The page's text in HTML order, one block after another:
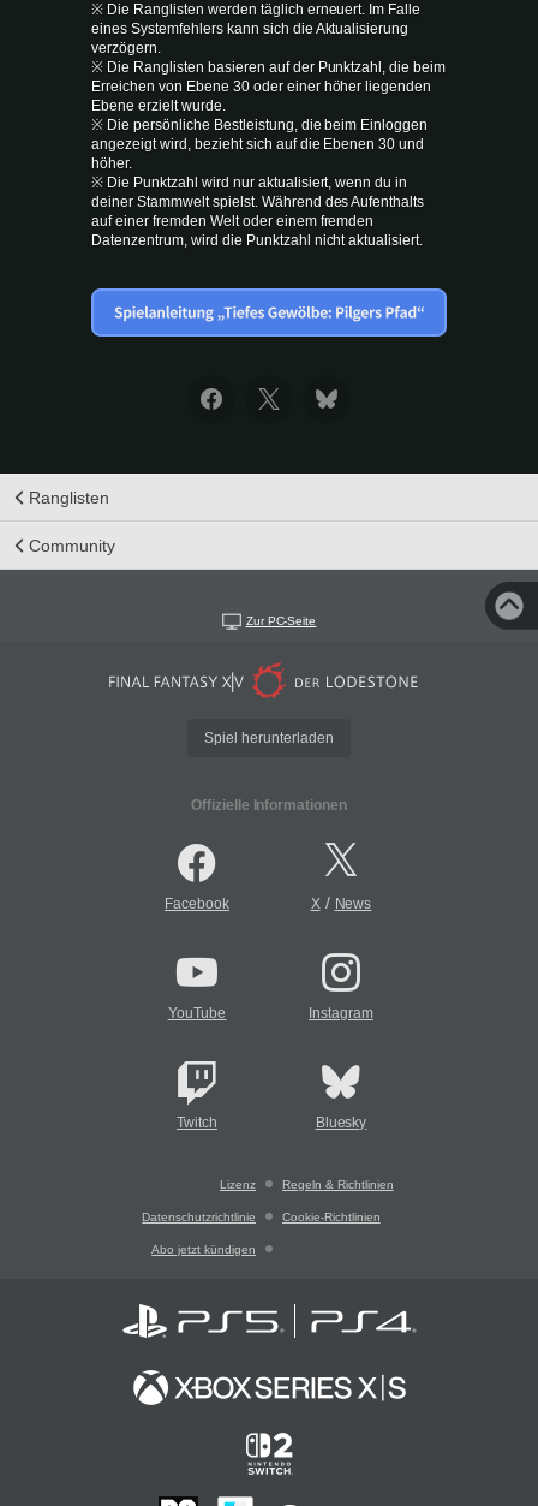
※ Die Ranglisten werden täglich erneuert. Im Falle
eines Systemfehlers kann sich die Aktualisierung
verzögern.
※ Die Ranglisten basieren auf der Punktzahl, die beim
Erreichen von Ebene 30 oder einer höher liegenden
Ebene erzielt wurde.
※ Die persönliche Bestleistung, die beim Einloggen
angezeigt wird, bezieht sich auf die Ebenen 30 und
höher.
※ Die Punktzahl wird nur aktualisiert, wenn du in
deiner Stammwelt spielst. Während des Aufenthalts
auf einer fremden Welt oder einem fremden
Datenzentrum, wird die Punktzahl nicht aktualisiert.
Ranglisten
Community
Zur PC-Seite
Spiel herunterladen
Offizielle Informationen
Facebook X/ News
YouTube Instagram
Twitch Bluesky
Lizenz Regeln & Richtlinien
Datenschutzrichtlinie Cookie-Richtlinien
Abo jetzt kündigen